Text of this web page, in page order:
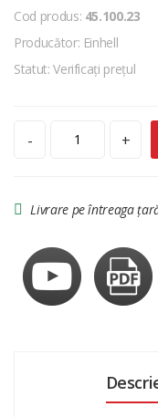
Cod produs: 45.100.23
Producător: Einhell
Statut: Verificați prețul
- +
Livrare pe întreaga